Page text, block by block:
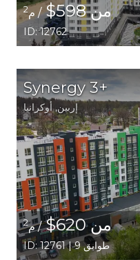
من 598$ / م2
ID: 12762
Synergy 3+
إربين,أوكرانيا
من 620$ / م2
ID: 12761 | 9 طوابق